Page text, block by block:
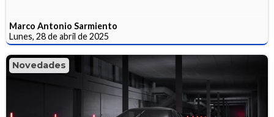
Marco Antonio Sarmiento
Lunes, 28 de abril de 2025
Novedades